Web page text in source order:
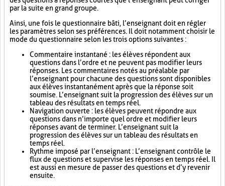
par la suite en grand groupe.
Ainsi, une fois le questionnaire bâti, l’enseignant doit en régler
les paramètres selon ses préférences. Il doit notamment choisir le
mode du questionnaire selon les trois options suivantes :
Commentaire instantané : les élèves répondent aux
questions dans l’ordre et ne peuvent pas modifier leurs
réponses. Les commentaires notés au préalable par
l’enseignant pour chacune des questions sont disponibles
aux élèves instantanément après que la réponse soit
soumise. L’enseignant suit la progression des élèves sur un
tableau des résultats en temps réel.
Navigation ouverte : les élèves peuvent répondre aux
questions dans n’importe quel ordre et modifier leurs
réponses avant de terminer. L’enseignant suit la
progression des élèves sur un tableau des résultats en
temps réel.
Rythme imposé par l’enseignant : L’enseignant contrôle le
flux de questions et supervise les réponses en temps réel. Il
est aussi en mesure de passer des questions et d’y revenir
ensuite.